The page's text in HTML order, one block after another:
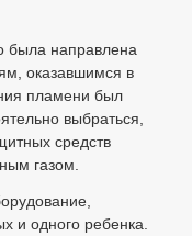
была направлена
оказавшимся в
пламени был
выбраться,
средств
газом.
и одного ребенка.